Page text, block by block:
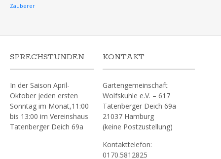
Zauberer
SPRECHSTUNDEN
In der Saison April-
Oktober jeden ersten
Sonntag im Monat,11:00
bis 13:00 im Vereinshaus
Tatenberger Deich 69a
KONTAKT
Gartengemeinschaft
Wolfskuhle e.V. – 617
Tatenberger Deich 69a
21037 Hamburg
(keine Postzustellung)
Kontakttelefon:
0170.5812825